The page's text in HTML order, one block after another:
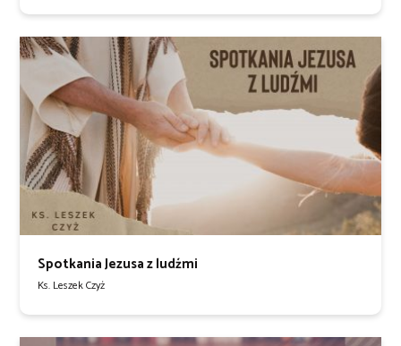
Spotkania Jezusa z ludźmi
Ks. Leszek Czyż